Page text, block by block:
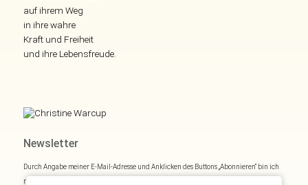
auf ihrem Weg
in ihre wahre
Kraft und Freiheit
und ihre Lebensfreude.
Newsletter
Durch Angabe meiner E-Mail-Adresse und Anklicken des Buttons „Abonnieren“ bin ich
mich mit